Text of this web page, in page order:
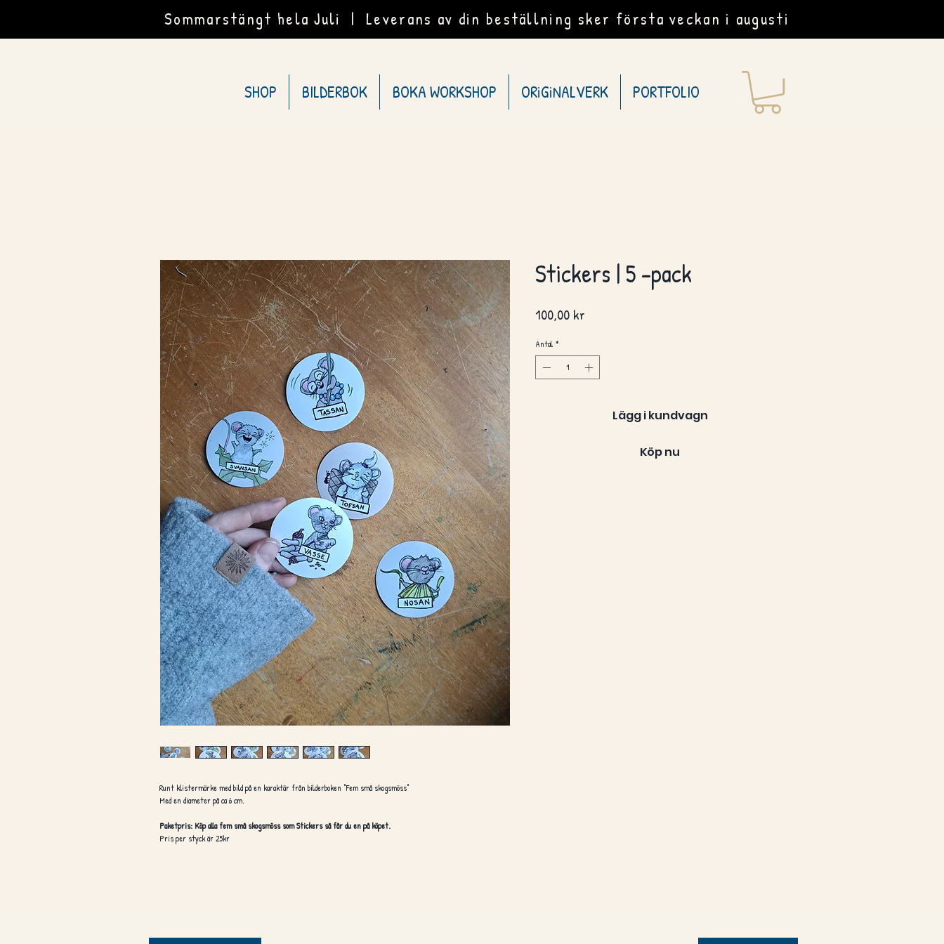
Sommarstängt hela Juli | Leverans av din beställning sker första veckan i augusti
SHOP BILDERBOK BOKA WORKSHOP ORiGiNALVERK PORTFOLIO
Runt klistermärke med bild på en karaktär från bilderboken "Fem små skogsmöss"
Med en diameter på ca 6 cm.
Paketpris: Köp alla fem små skogsmöss som Stickers så får du en på köpet.
Pris per styck är 25kr
Stickers | 5 -pack
100,00 kr
Antal *
Lägg i kundvagn
Köp nu